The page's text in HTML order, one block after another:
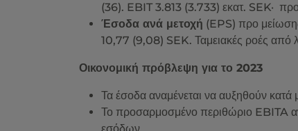
(36). EBIT 3.813 (3.733) εκατ. SEK·
Έσοδα ανά μετοχή (EPS) προ
10,77 (9,08) SEK. Ταμειακές ροές από
Οικονομική πρόβλεψη για το 2023
Τα έσοδα αναμένεται να αυξηθούν
Το προσαρμοσμένο περιθώριο EBITA